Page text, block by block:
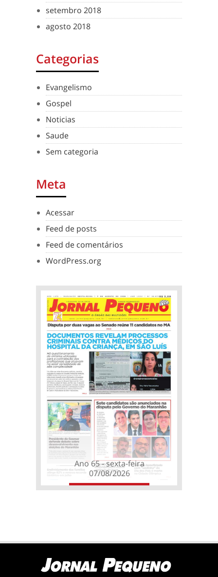
setembro 2018
agosto 2018
Categorias
Evangelismo
Gospel
Noticias
Saude
Sem categoria
Meta
Acessar
Feed de posts
Feed de comentários
WordPress.org
Ano 65 - sexta-feira
07/08/2026